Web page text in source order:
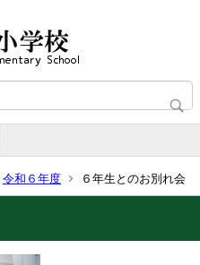
令和６年度 ６年生とのお別れ会